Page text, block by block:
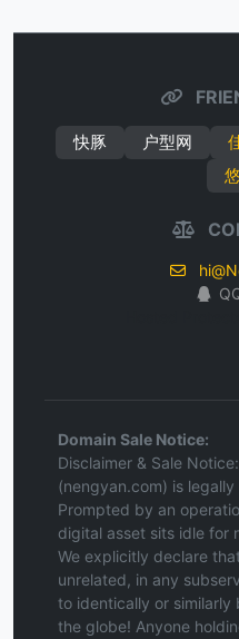
快豚 户型网
Domain Sale Notice:
Disclaimer & Sale
(nengyan.com) is
Prompted by an
digital asset sits idle for
We explicitly declare
unrelated, in any
to identically or similarly
the globe! Anyone